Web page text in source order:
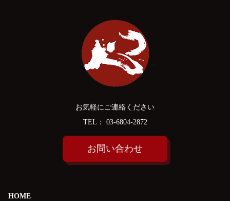
お気軽にご連絡ください
TEL：
03-6804-2872
お問い合わせ
HOME